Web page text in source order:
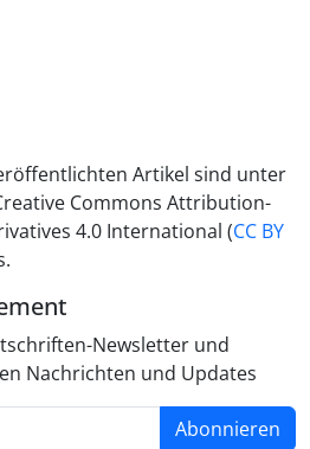
Artikel sind unter
Commons Attribution-
4.0 International (CC BY
Newsletter und
Nachrichten und Updates
Abonnieren